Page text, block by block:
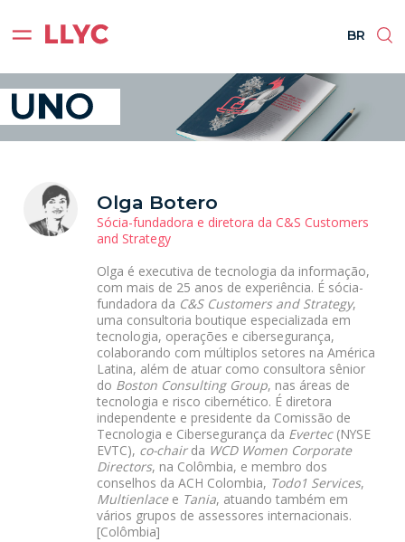
BR
PT
Olga Botero
Sócia-fundadora e diretora da C&S Customers
and Strategy
Olga é executiva de tecnologia da informação,
com mais de 25 anos de experiência. É sócia-
fundadora da C&S Customers and Strategy,
uma consultoria boutique especializada em
tecnologia, operações e cibersegurança,
colaborando com múltiplos setores na América
Latina, além de atuar como consultora sênior
do Boston Consulting Group, nas áreas de
tecnologia e risco cibernético. É diretora
independente e presidente da Comissão de
Tecnologia e Cibersegurança da Evertec(NYSE
EVTC), co-chairda WCD Women Corporate
Directors, na Colômbia, e membro dos
conselhos da ACH Colombia, Todo1 Services,
Multienlacee Tania, atuando também em
vários grupos de assessores internacionais.
[Colômbia]